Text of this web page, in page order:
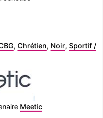
, Chrétien, Noir, Sportif /
Meetic